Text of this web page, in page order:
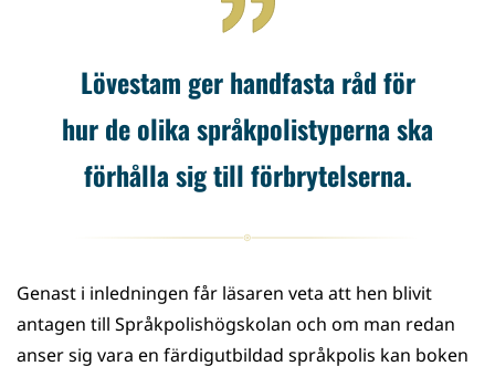
Lövestam ger handfasta råd för
hur de olika språkpolistyperna ska
förhålla sig till förbrytelserna.
Genast i inledningen får läsaren veta att hen blivit
antagen till Språkpolishögskolan och om man redan
anser sig vara en färdigutbildad språkpolis kan boken